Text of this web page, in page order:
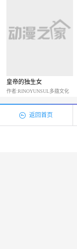
皇帝的独生女
作者:RINOYUNSUL多蕴文化
返回首页